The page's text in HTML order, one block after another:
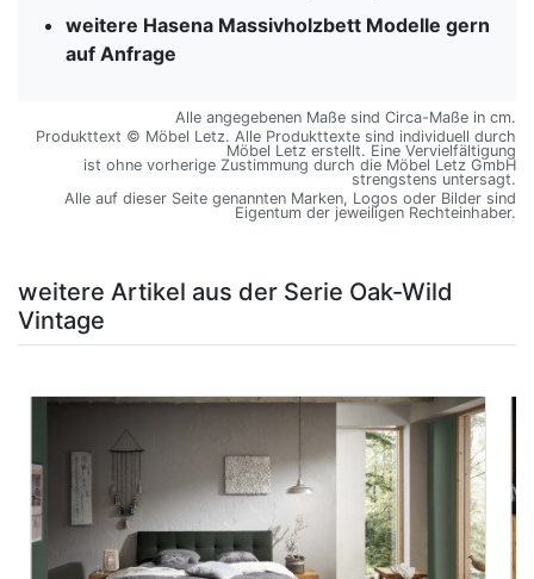
weitere Hasena Massivholzbett Modelle gern
auf Anfrage
Alle angegebenen Maße sind Circa-Maße in cm.
Produkttext © Möbel Letz. Alle Produkttexte sind individuell durch
Möbel Letz erstellt. Eine Vervielfältigung
ist ohne vorherige Zustimmung durch die Möbel Letz GmbH
strengstens untersagt.
Alle auf dieser Seite genannten Marken, Logos oder Bilder sind
Eigentum der jeweiligen Rechteinhaber.
weitere Artikel aus der Serie Oak-Wild
Vintage